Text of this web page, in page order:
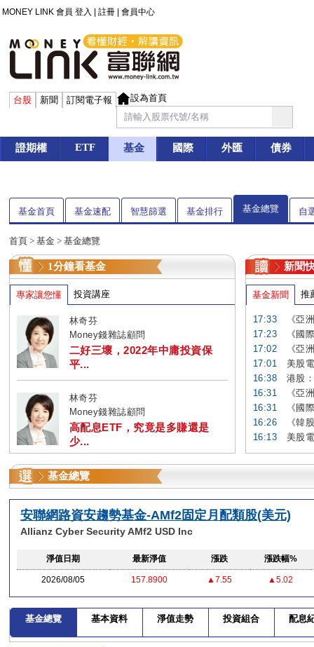
MONEY LINK 會員 登入 註冊 會員中心
台股 新聞 訂閱電子報 設為首頁
證期權 ETF 基金 國際 外匯 債券
基金首頁 基金速配 智慧篩選 基金排行 基金總覽 自
首頁 > 基金 > 基金總覽
1分鐘看基金
專家讓您懂 投資講座
林奇芬
Money錢雜誌顧問
二好三壞，2022年中庸投資保
平...
林奇芬
Money錢雜誌顧問
高配息ETF，究竟是多賺還是
少...
新聞
基金新聞 推
17:33
《亞
17:23
《國
17:02
《亞
17:01
美股
16:38
港股
16:31
《亞
16:31
《國
16:26
《韓
16:13
美股
基金總覽
安聯網路資安趨勢基金-AMf2固定月配類股(美元)
Allianz Cyber Security AMf2 USD Inc
淨值日期 最新淨值 漲跌 漲跌幅%
2026/08/05 157.8900 ▲7.55 ▲5.02
基金總覽 基本資料 淨值走勢 投資組合 配息